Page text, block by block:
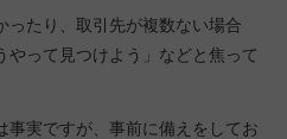
ったり、取引先が複数ない場合
やって見つけよう」などと焦って
事実ですが、事前に備えをしてお